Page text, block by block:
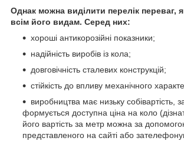
Однак можна виділити перелік переваг,
всім його видам. Серед них:
хороші антикорозійні показники;
надійність виробів із кола;
довговічність сталевих конструкцій;
стійкість до впливу механічного
виробництва має низьку собівартість,
формується доступна ціна на коло
його вартість за метр можна за
представленого на сайті або